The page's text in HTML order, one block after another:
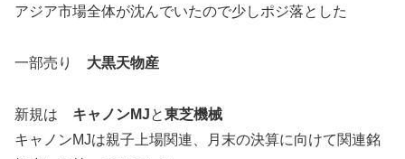
アジア市場全体が沈んでいたので少しポジ落とした
一部売り 大黒天物産
新規は キャノンMJと東芝機械
キャノンMJは親子上場関連、月末の決算に向けて関連銘